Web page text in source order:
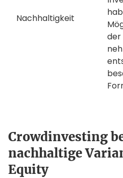
Nachhaltigkeit
der
Crowdinvesting
nachhaltige
Equity